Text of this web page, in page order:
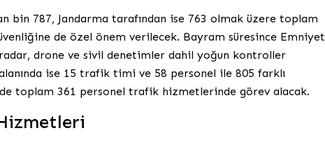
bin 787, Jandarma tarafından ise 763 olmak üzere toplam
de özel önem verilecek. Bayram süresince Emniyet
drone ve sivil denetimler dahil yoğun kontroller
ise 15 trafik timi ve 58 personel ile 805 farklı
toplam 361 personel trafik hizmetlerinde görev alacak.